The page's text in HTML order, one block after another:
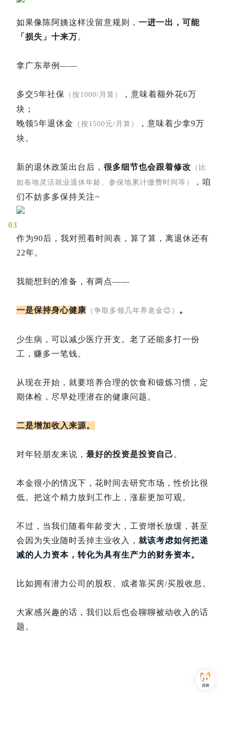
如果像陈阿姨这样没留意规则， 一进一出，可能
「损失」十来万。
拿广东举例——
多交5年社保 （按1000/月算）
，意味着额外花6万
块；
晚领5年退休金
（按1500元/月算）
，意味着少拿9万
块。
新的退休政策出台后， 很多细节也会跟着修改 （比
如各地灵活就业退休年龄、参保地累计缴费时间等）
，咱
们不妨多多保持关注~
03
作为90后，我对照着时间表，算了算，离退休还有
22年。
我能想到的准备，有两点——
一是保持身心健康 （争取多领几年养老金😊） 。
少生病，可以减少医疗开支。老了还能多打一份
工，赚多一笔钱。
从现在开始，就要培养合理的饮食和锻炼习惯，定
期体检，尽早处理潜在的健康问题。
二是增加收入来源。
对年轻朋友来说， 最好的投资是投资自己 。
本金很小的情况下，花时间去研究市场，性价比很
低。把这个精力放到工作上，涨薪更加可观。
不过，当我们随着年龄变大，工资增长放缓，甚至
会因为失业随时丢掉主业收入， 就该考虑如何把递
减的人力资本，转化为具有生产力的财务资本。
比如拥有潜力公司的股权、或者靠买房/买股收息。
大家感兴趣的话，我们以后也会聊聊被动收入的话
题。